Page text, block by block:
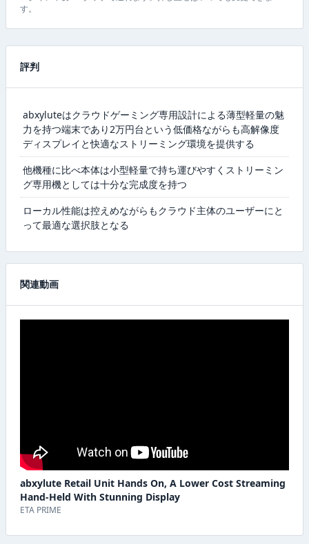
す。
評判
abxyluteはクラウドゲーミング専用設計による薄型軽量の魅
力を持つ端末であり2万円台という低価格ながらも高解像度
ディスプレイと快適なストリーミング環境を提供する
他機種に比べ本体は小型軽量で持ち運びやすくストリーミン
グ専用機としては十分な完成度を持つ
ローカル性能は控えめながらもクラウド主体のユーザーにと
って最適な選択肢となる
関連動画
abxylute Retail Unit Hands On, A Lower Cost Streaming
Hand-Held With Stunning Display
ETA PRIME